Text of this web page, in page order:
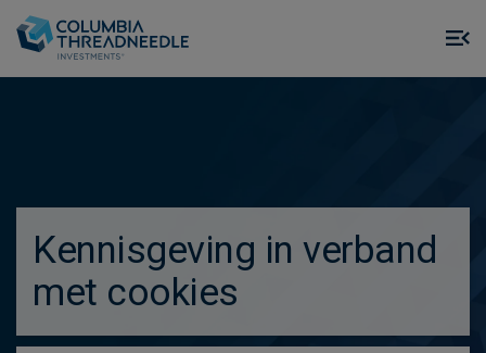
Kennisgeving in verband
met cookies